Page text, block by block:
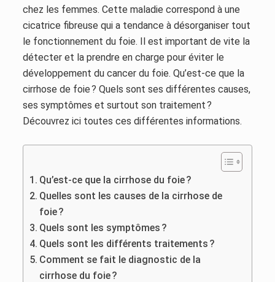
chez les femmes. Cette maladie correspond à une
cicatrice fibreuse qui a tendance à désorganiser tout
le fonctionnement du foie. Il est important de vite la
détecter et la prendre en charge pour éviter le
développement du cancer du foie. Qu’est-ce que la
cirrhose de foie ? Quels sont ses différentes causes,
ses symptômes et surtout son traitement ?
Découvrez ici toutes ces différentes informations.
Qu’est-ce que la cirrhose du foie ?
Quelles sont les causes de la cirrhose de
foie ?
Quels sont les symptômes ?
Quels sont les différents traitements ?
Comment se fait le diagnostic de la
cirrhose du foie ?